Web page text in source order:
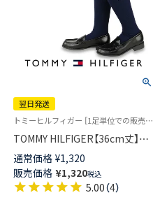
翌日発送
トミーヒルフィガー ［1足単位での販売です］学校 制服 靴下
TOMMY HILFIGER【36cm丈】ス
クールソックス ワンポイント
両面刺繍 レディース ハイソッ
クス 【365日最短翌日発送】
93481805
通常価格 ¥1,320
販売価格 ¥1,320税込
5.00（4）